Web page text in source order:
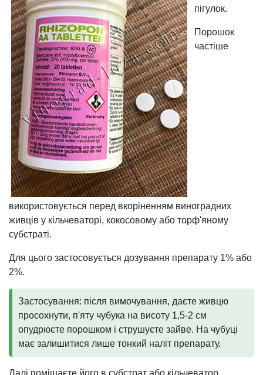
пігулок.
Порошок
частіше
використовується перед вкоріненням виноградних
живців у кільчеваторі, кокосовому або торф'яному
субстраті.
Для цього застосовується дозування препарату 1% або
2%.
Застосування: після вимочування, даєте живцю
просохнути, п'яту чубука на висоту 1,5-2 см
опудрюєте порошком і струшуєте зайве. На чубуці
має залишитися лише тонкий наліт препарату.
Далі поміщаєте його в субстрат або кільчеватор.